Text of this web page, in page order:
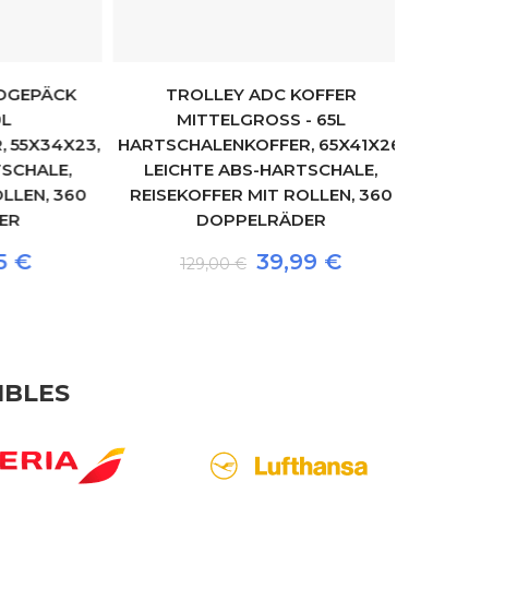
360
TROLLEY ADC KOFFER
MITTELGROSS - 65L H
ARTSCHALENKOFFER, 65X41X26, L
EICHTE ABS-HARTSCHALE, R
EISEKOFFER MIT ROLLEN, 360 D
OPPELRÄDER
129,00 € 39,99 €